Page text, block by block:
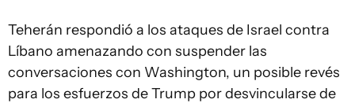
Teherán respondió a los ataques de Israel contra
Líbano amenazando con suspender las
conversaciones con Washington, un posible revés
para los esfuerzos de Trump por desvincularse de